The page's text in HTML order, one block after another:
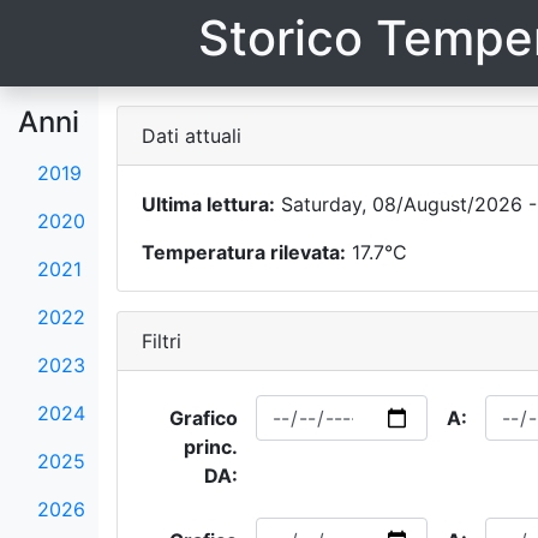
Storico
Anni
2019
2020
2021
2022
2023
2024
2025
2026
Dati attuali
Ultima lettura: Saturday, 08/August/2026
Temperatura rilevata: 17.7°C
Filtri
Grafico
princ.
DA:
A: